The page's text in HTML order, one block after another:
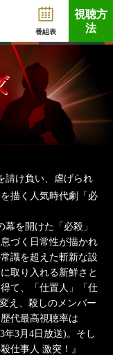
番組表
視聴方
法
請け負い、虐げられ
描く人気時代劇「必
を開けた「必殺」
づく日常性が描かれ
識を超えた斬新な設
取り入れる新鮮さと
て、「仕置人」「仕
え、殺しのメンバー
代最高視聴率は
3月4日放送)。そし
仕事人 激突！』